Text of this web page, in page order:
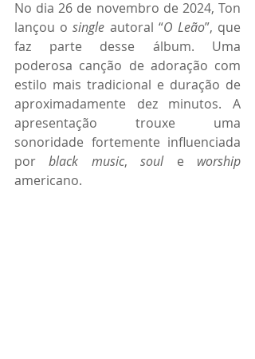
No dia 26 de novembro de 2024, Ton
lançou o single autoral “O Leão”, que
faz parte desse álbum. Uma
poderosa canção de adoração com
estilo mais tradicional e duração de
aproximadamente dez minutos. A
apresentação trouxe uma
sonoridade fortemente influenciada
por black music, soul e worship
americano.